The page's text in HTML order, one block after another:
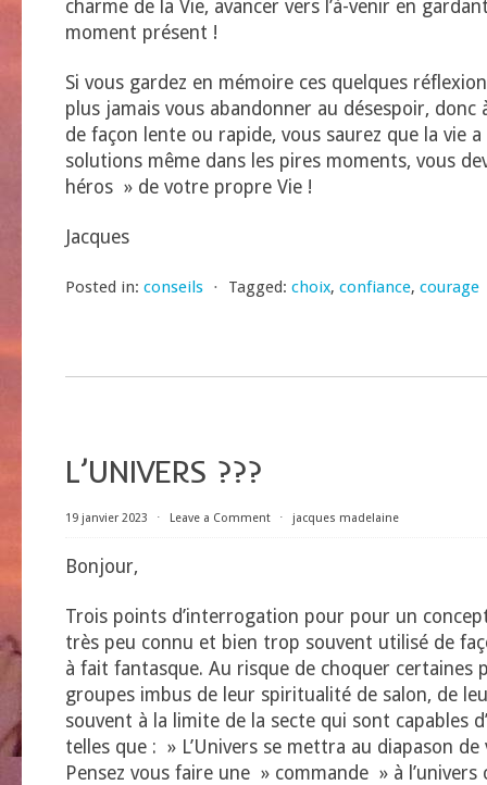
charme de la Vie, avancer vers l’à-venir en
moment présent !
Si vous gardez en mémoire ces quelques
plus jamais vous abandonner au désespoir, donc
de façon lente ou rapide, vous saurez que la vie
solutions même dans les pires moments, vous
héros » de votre propre Vie !
Jacques
Posted in: conseils ⋅ Tagged: choix, confiance, courage
L’UNIVERS ???
19 janvier 2023 ⋅ Leave a Comment ⋅ jacques madelaine
Bonjour,
Trois points d’interrogation pour pour un
très peu connu et bien trop souvent utilisé de
à fait fantasque. Au risque de choquer certaines
groupes imbus de leur spiritualité de salon, de
souvent à la limite de la secte qui sont capables
telles que : » L’Univers se mettra au diapason de
Pensez vous faire une » commande » à l’univers